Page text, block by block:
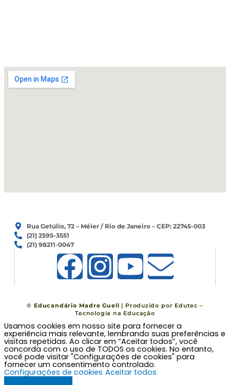
Rua Getúlio, 72 – Méier / Rio de Janeiro – CEP: 22745-003
(21) 2595-3551
(21) 98211-0047
F
a
c
e
b
I
n
s
t
a
Y
o
u
t
u
E
n
v
e
l
©Educandário Madre Guell | Produzido por Edutec –
Tecnologia na Educação
Usamos cookies em nosso site para fornecer a
experiência mais relevante, lembrando suas preferências e
visitas repetidas. Ao clicar em “Aceitar todos”, você
concorda com o uso de TODOS os cookies. No entanto,
você pode visitar "Configurações de cookies" para
fornecer um consentimento controlado.
Configurações de cookies Aceitar todos